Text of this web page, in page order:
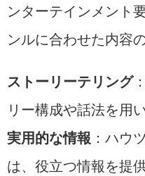
ンターテインメント
ンルに合わせた内容
ストーリーテリング
リー構成や話法を用
実用的な情報 ：ハウ
は、役立つ情報を提